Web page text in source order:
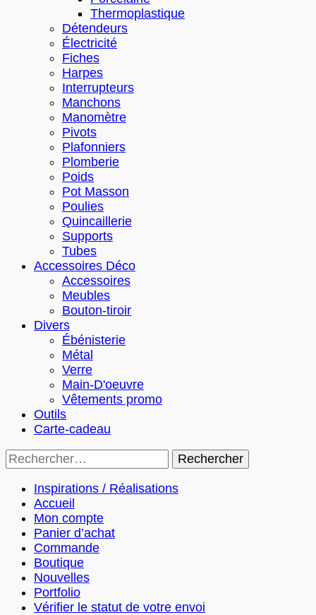
Thermoplastique
Détendeurs
Électricité
Fiches
Harpes
Interrupteurs
Manchons
Manomètre
Pivots
Plafonniers
Plomberie
Poids
Pot Masson
Poulies
Quincaillerie
Supports
Tubes
Accessoires Déco
Accessoires
Meubles
Bouton-tiroir
Divers
Ébénisterie
Métal
Verre
Main-D'oeuvre
Vêtements promo
Outils
Carte-cadeau
Rechercher :
Inspirations / Réalisations
Accueil
Mon compte
Panier d’achat
Commande
Boutique
Nouvelles
Portfolio
Vérifier le statut de votre envoi